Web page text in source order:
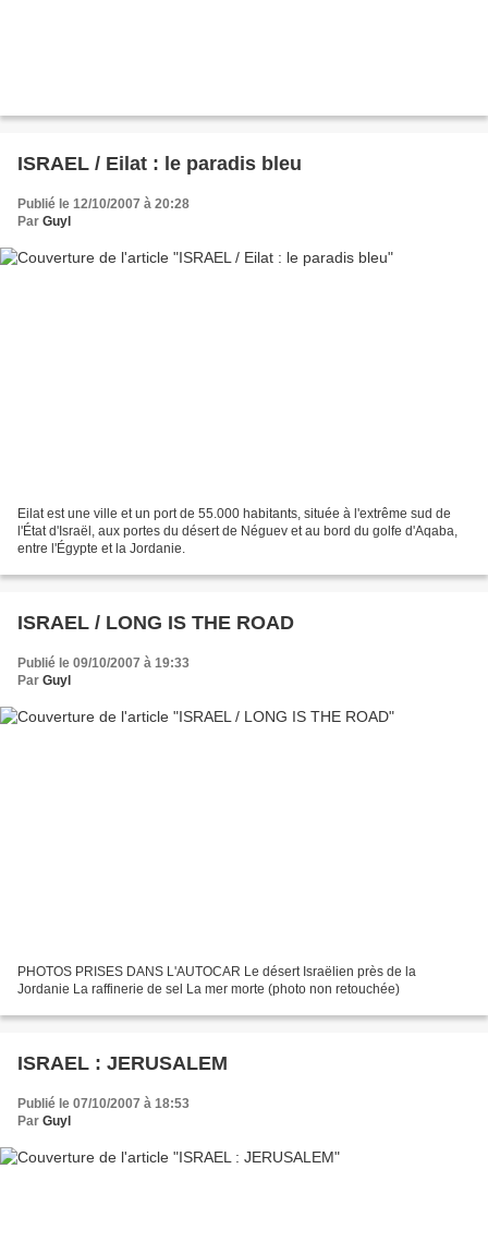
ISRAEL / Eilat : le paradis bleu
Publié le 12/10/2007 à 20:28
Par Guyl
Eilat est une ville et un port de 55.000 habitants, située à l'extrême sud de
l'État d'Israël, aux portes du désert de Néguev et au bord du golfe d'Aqaba,
entre l'Égypte et la Jordanie.
ISRAEL / LONG IS THE ROAD
Publié le 09/10/2007 à 19:33
Par Guyl
PHOTOS PRISES DANS L'AUTOCAR Le désert Israëlien près de la
Jordanie La raffinerie de sel La mer morte (photo non retouchée)
ISRAEL : JERUSALEM
Publié le 07/10/2007 à 18:53
Par Guyl